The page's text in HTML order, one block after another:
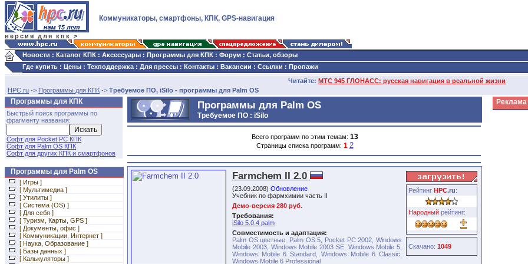
версия для кпк >
Коммуникаторы, смартфоны, КПК, GPS-навигация
Новости : Каталог КПК : Аксессуары : Программы для КПК : Форум : Статьи, обзоры
Где купить : Цены : Техподдержка : Для прессы : Контакты : Вакансии : Ссылки : Пропажи
Читайте: МТС 945 ГЛОНАСС: русская навигация в реальной жизни
HPC.ru -> Программы для КПК -> Требуемое ПО, iSilo - программы для Palm OS
Программы для КПК
Быстрый поиск программы по
фрагменту названия:
Софт для Pocket PC КПК
Софт для Palm OS КПК
Софт для других КПК и смартфонов
Программы для Palm OS
[ Игры ]
[ Мультимедиа ]
[ Утилиты ]
[ Система (OS) ]
[ Для себя ]
[ Туризм, Карты, GPS ]
[ Документы, офис ]
[ Коммуникации, Интернет ]
[ Наука, Образование ]
[ Базы данных ]
[ Калькуляторы ]
Программы для Palm OS
Требуемое ПО : iSilo
Всего программ по этим темам: 13
Страницы списка программ: 1 2
Рейтинг HPC.ru:
Народный рейтинг:
Скачано: 1049
Farmchem II 2.0
(23.09.2008) Обновление
Учебник по фармхимии часть II
Демо-версия 280 руб.
Требования:
iSilo 5.0.4 palm
Совместимость и адаптация:
Palm OS цветные, Palm OS 5, Pocket PC 2002, Windows
Mobile 2003, Windows Mobile 2003 SE, Windows Mobile 5,
Windows Mobile 6 Standard, Windows Mobile 6 Classic,
Windows Mobile 6 Professional
Реклама